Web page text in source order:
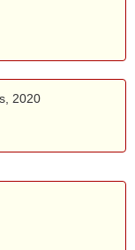
2020